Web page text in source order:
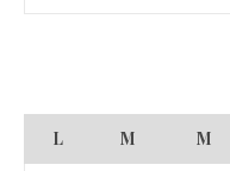
L M M